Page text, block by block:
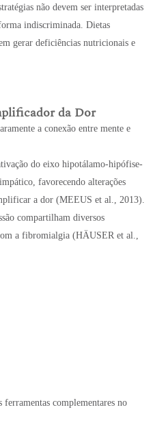
não devem ser interpretadas
indiscriminada. Dietas
gerar deficiências nutricionais e
da Dor
a conexão entre mente e
do eixo hipotálamo-hipófise-
favorecendo alterações
a dor (MEEUS et al., 2013).
compartilham diversos
a fibromialgia (HÄUSER et al.,
complementares no